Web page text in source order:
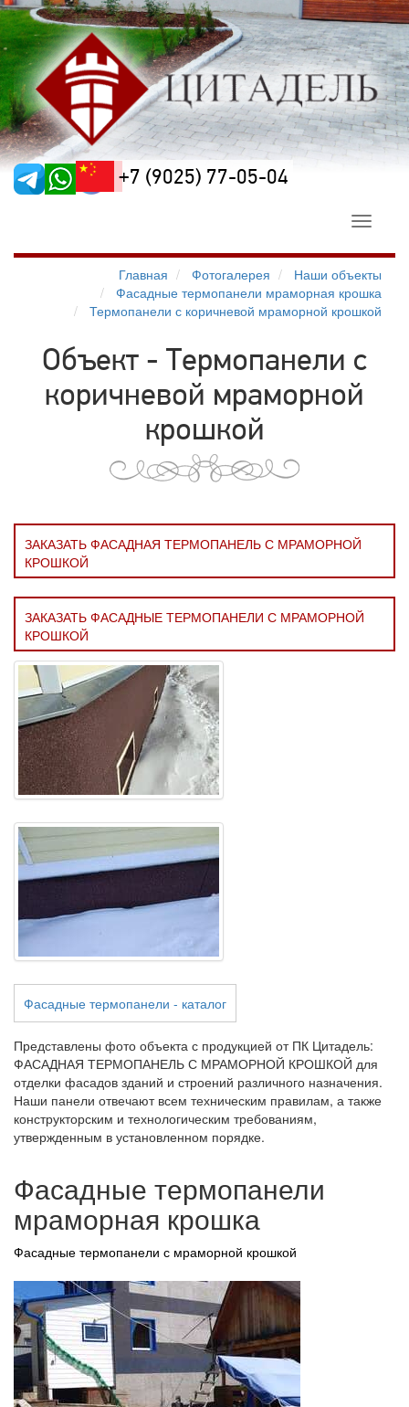
+7 (9025) 77-05-04
Toggle
Главная
Фотогалерея
Наши объекты
Фасадные термопанели мраморная крошка
Термопанели с коричневой мраморной крошкой
Объект - Термопанели с
коричневой мраморной
крошкой
ЗАКАЗАТЬ ФАСАДНАЯ ТЕРМОПАНЕЛЬ С МРАМОРНОЙ
КРОШКОЙ
ЗАКАЗАТЬ ФАСАДНЫЕ ТЕРМОПАНЕЛИ С МРАМОРНОЙ
КРОШКОЙ
Фасадные термопанели - каталог
Представлены фото объекта с продукцией от ПК Цитадель:
ФАСАДНАЯ ТЕРМОПАНЕЛЬ С МРАМОРНОЙ КРОШКОЙ для
отделки фасадов зданий и строений различного назначения.
Наши панели отвечают всем техническим правилам, а также
конструкторским и технологическим требованиям,
утвержденным в установленном порядке.
Фасадные термопанели
мраморная крошка
Фасадные термопанели с мраморной крошкой